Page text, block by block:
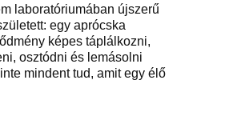
laboratóriumában újszerű
egy aprócska
képes táplálkozni,
osztódni és lemásolni
mindent tud, amit egy élő